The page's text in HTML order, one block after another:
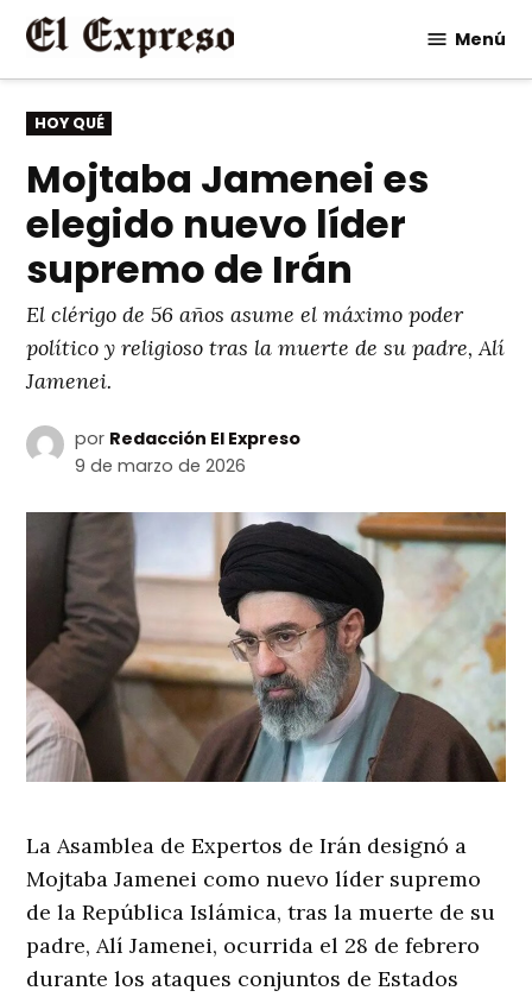
Saltar
contenido
Menú
PUBLICADO
EN
HOY QUÉ
Mojtaba Jamenei es
elegido nuevo líder
supremo de Irán
El clérigo de 56 años asume el máximo poder
político y religioso tras la muerte de su padre, Alí
Jamenei.
por Redacción El Expreso
9 de marzo de 2026
La Asamblea de Expertos de Irán designó a
Mojtaba Jamenei como nuevo líder supremo
de la República Islámica, tras la muerte de su
padre, Alí Jamenei, ocurrida el 28 de febrero
durante los ataques conjuntos de Estados